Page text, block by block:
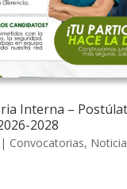
Interna –
2028
| Convocatorias,